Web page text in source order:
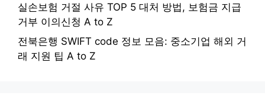
실손보험 거절 사유 TOP 5 대처 방법, 보험금 지급
거부 이의신청 A to Z
전북은행 SWIFT code 정보 모음: 중소기업 해외 거
래 지원 팁 A to Z